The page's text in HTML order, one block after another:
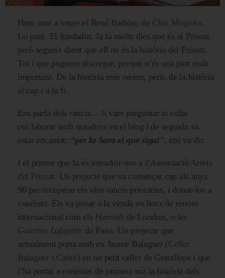
Hem anat a veure el René Barbier, de Clos Mogador .
Lo pare. El fundador. Ja fa molts dies que és al Priorat
però segueix dient que ell no és la història del Priorat.
Tot i que puguem discrepar, perquè n’és una part molt
important. De la història més recent, però, de la història
al cap i a la fi.
Ens parla dels rancis… li vam preguntar si volia
col·laborar amb nosaltres en el blog i de seguida va
estar encantat: “per la Sara el que sigui”, ens va dir.
I el primer que fa és introduir-nos a l’Associació Arrels
del Priora t. Un projecte que va començar cap als anys
90 per recuperar els vins rancis prioratins, i donar-los a
conèixer. Els va posar a la venda en llocs de renom
internacional com els Harrods de Londres, o les
Galeries Lafayette de Paris. Un projecte que
actualment porta amb en Jaume Balaguer ( Celler
Balaguer i Cabré ) en un petit celler de Gratallops i que
l’ha portat a conèixer de primera mà la història dels